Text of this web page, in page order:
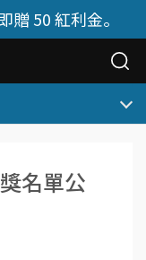
50 紅利金。
名單公